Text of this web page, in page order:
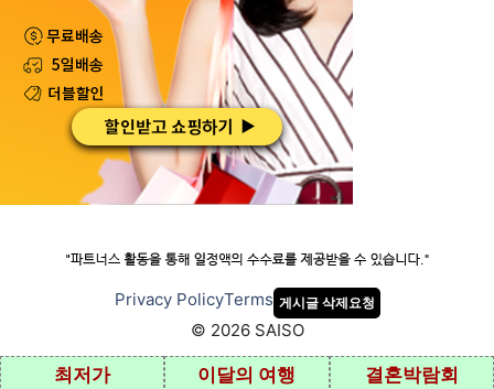
© 2026 SAISO
Privacy PolicyTerms 게시글 삭제요청
최저가 이달의 여행 결혼박람회